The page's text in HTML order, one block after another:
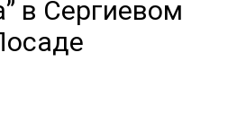
в Сергиевом